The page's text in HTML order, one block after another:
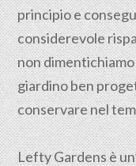
principio e
considerevole
non
giardino ben
conservare nel
Lefty Gardens è